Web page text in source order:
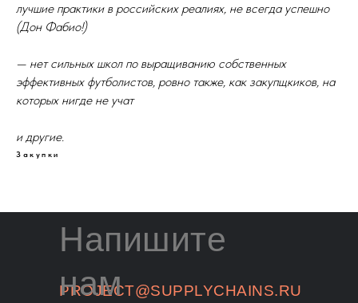
лучшие практики в российских реалиях, не всегда успешно
(Дон Фабио!)
— нет сильных школ по выращиванию собственных
эффективных футболистов, ровно также, как закупщкиков, на
которых нигде не учат
и другие.
Закупки
PROJECT@SUPPLYCHAINS.RU
Напишите
нам